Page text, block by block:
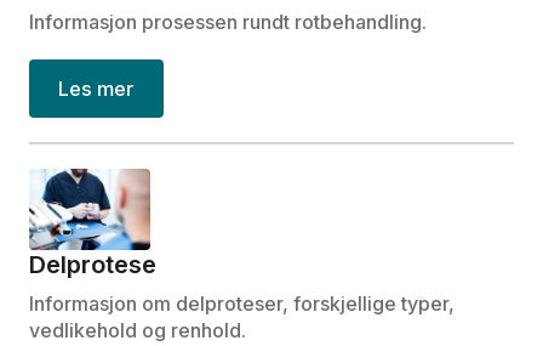
Informasjon prosessen rundt rotbehandling.
Les mer
Delprotese
Informasjon om delproteser, forskjellige typer,
vedlikehold og renhold.